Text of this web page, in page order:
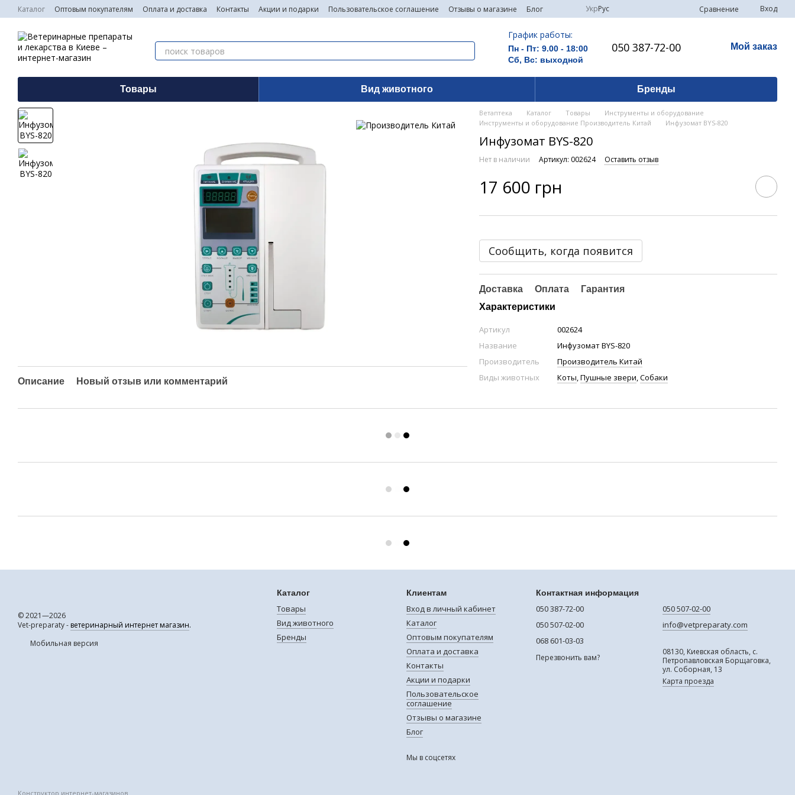
Перейти к основному контенту
Каталог Оптовым покупателям Оплата и доставка Контакты Акции и подарки Пользовательское соглашение Отзывы о магазине Блог УкрРус Сравнение Вход
График работы:
Пн - Пт: 9.00 - 18:00
Сб, Вс: выходной
050 387-72-00 Мой заказ
Товары Вид животного Бренды
Описание Новый отзыв или комментарий
Ветаптека Каталог Товары
Инструменты и оборудование
Инструменты и оборудование Производитель Китай
Инфузомат BYS-820
Инфузомат BYS-820
Нет в наличии Артикул: 002624 Оставить отзыв
17 600 грн
Сообщить, когда появится
Доставка Оплата
Гарантия
Характеристики
Артикул
002624
Название
Инфузомат BYS-820
Производитель
Производитель Китай
Виды животных
Коты,Пушные звери,Собаки
© 2021—2026
Vet-preparaty - ветеринарный интернет магазин.
Мобильная версия
Конструктор интернет-магазинов
Каталог
Товары
Вид животного
Бренды
Клиентам
Вход в личный кабинет
Каталог
Оптовым покупателям
Оплата и доставка
Контакты
Акции и подарки
Пользовательское
соглашение
Отзывы о магазине
Блог
Мы в соцсетях
Контактная информация
050 387-72-00
050 507-02-00
068 601-03-03
Перезвонить вам?
050 507-02-00
info@vetpreparaty.com
08130, Киевская область, с.
Петропавловская Борщаговка,
ул. Соборная, 13
Карта проезда